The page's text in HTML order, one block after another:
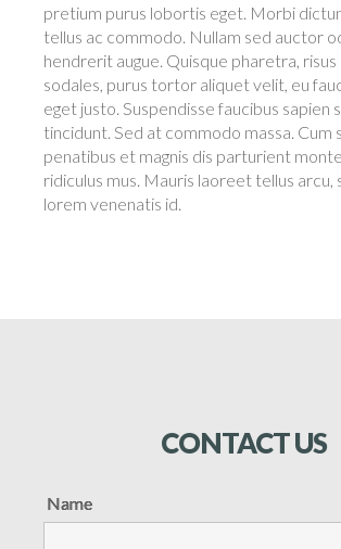
pretium purus lobortis eget. Morbi
tellus ac commodo. Nullam sed auctor
hendrerit augue. Quisque pharetra, risus
sodales, purus tortor aliquet velit, eu
eget justo. Suspendisse faucibus sapien
tincidunt. Sed at commodo massa. Cum
penatibus et magnis dis parturient
ridiculus mus. Mauris laoreet tellus arcu,
lorem venenatis id.
CONTACTUS
Name